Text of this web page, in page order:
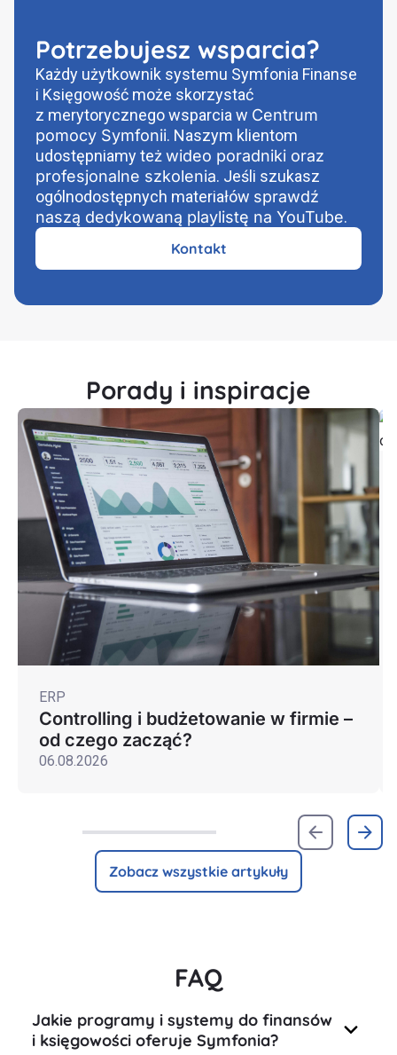
Potrzebujesz wsparcia?
Każdy użytkownik systemu Symfonia Finanse
i Księgowość może skorzystać
z merytorycznego wsparcia w Centrum
pomocy Symfonii. Naszym klientom
udostępniamy też wideo poradniki oraz
profesjonalne szkolenia. Jeśli szukasz
ogólnodostępnych materiałów sprawdź
naszą dedykowaną playlistę na YouTube.
Kontakt
Porady i inspiracje
ERP
Controlling i budżetowanie w firmie –
od czego zacząć?
06.08.2026
Zobacz wszystkie artykuły
FAQ
Jakie programy i systemy do finansów
i księgowości oferuje Symfonia?